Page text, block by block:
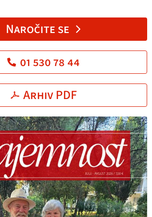
Naročite se
01 530 78 44
Arhiv PDF